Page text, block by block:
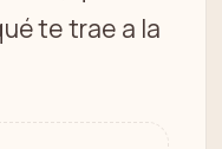
te trae a la